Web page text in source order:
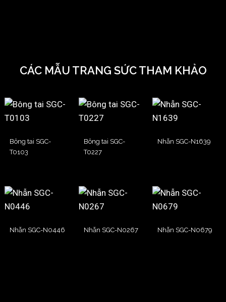
CÁC MẪU TRANG SỨC THAM KHẢO
Bông tai SGC-
T0103
Bông tai SGC-
T0227
Nhẫn SGC-N1639
Nhẫn SGC-N0446 Nhẫn SGC-N0267 Nhẫn SGC-N0679